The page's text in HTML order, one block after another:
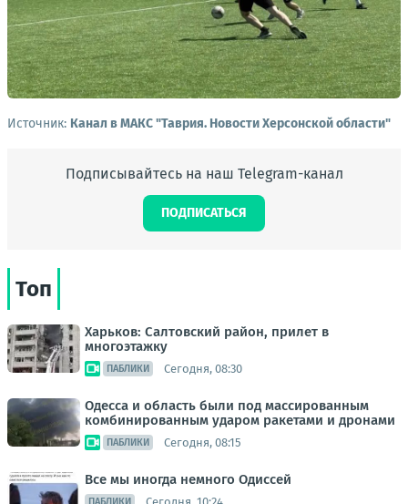
Источник: Канал в МАКС "Таврия. Новости Херсонской области"
Подписывайтесь на наш Telegram-канал
ПОДПИСАТЬСЯ
Топ
Харьков: Салтовский район, прилет в
многоэтажку
ПАБЛИКИ Сегодня, 08:30
Одесса и область были под массированным
комбинированным ударом ракетами и дронами
ПАБЛИКИ Сегодня, 08:15
Все мы иногда немного Одиссей
Сегодня, 10:24